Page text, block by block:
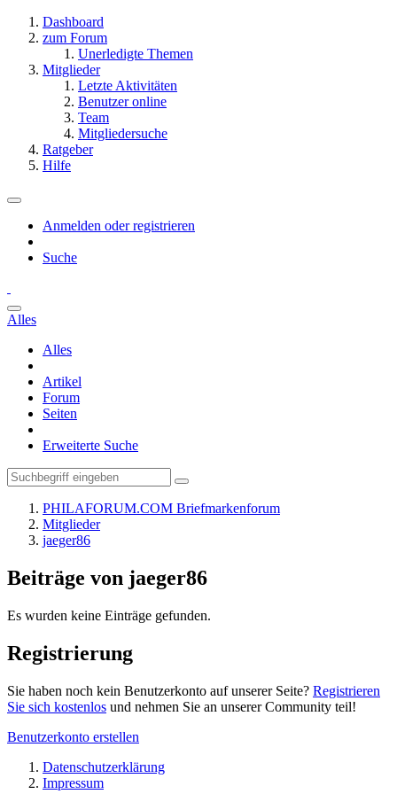
Dashboard
zum Forum
Unerledigte Themen
Mitglieder
Letzte Aktivitäten
Benutzer online
Team
Mitgliedersuche
Ratgeber
Hilfe
Anmelden oder registrieren
Suche
Alles
Alles
Artikel
Forum
Seiten
Erweiterte Suche
PHILAFORUM.COM Briefmarkenforum
Mitglieder
jaeger86
Beiträge von jaeger86
Es wurden keine Einträge gefunden.
Registrierung
Sie haben noch kein Benutzerkonto auf unserer Seite? Registrieren
Sie sich kostenlos und nehmen Sie an unserer Community teil!
Benutzerkonto erstellen
Datenschutzerklärung
Impressum